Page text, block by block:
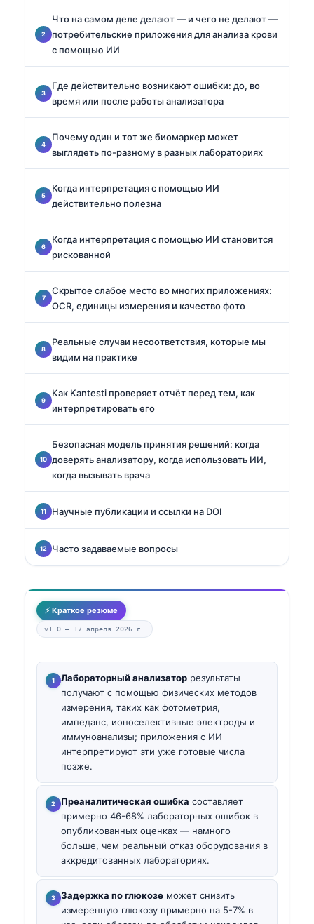
Что на самом деле делают — и чего не делают —
потребительские приложения для анализа крови
с помощью ИИ
Где действительно возникают ошибки: до, во
время или после работы анализатора
Почему один и тот же биомаркер может
выглядеть по-разному в разных лабораториях
Когда интерпретация с помощью ИИ
действительно полезна
Когда интерпретация с помощью ИИ становится
рискованной
Скрытое слабое место во многих приложениях:
OCR, единицы измерения и качество фото
Реальные случаи несоответствия, которые мы
видим на практике
Как Kantesti проверяет отчёт перед тем, как
интерпретировать его
Безопасная модель принятия решений: когда
доверять анализатору, когда использовать ИИ,
когда вызывать врача
Научные публикации и ссылки на DOI
Часто задаваемые вопросы
⚡ Краткое резюме
v1.0 — 17 апреля 2026 г.
Лабораторный анализатор результаты
получают с помощью физических методов
измерения, таких как фотометрия,
импеданс, ионоселективные электроды и
иммуноанализы; приложения с ИИ
интерпретируют эти уже готовые числа
позже.
Преаналитическая ошибка составляет
примерно 46-68% лабораторных ошибок в
опубликованных оценках — намного
больше, чем реальный отказ оборудования в
аккредитованных лабораториях.
Задержка по глюкозе может снизить
измеренную глюкозу примерно на 5-7% в